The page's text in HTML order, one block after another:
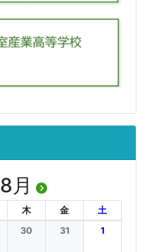
8月
木 金
土
30 31 1